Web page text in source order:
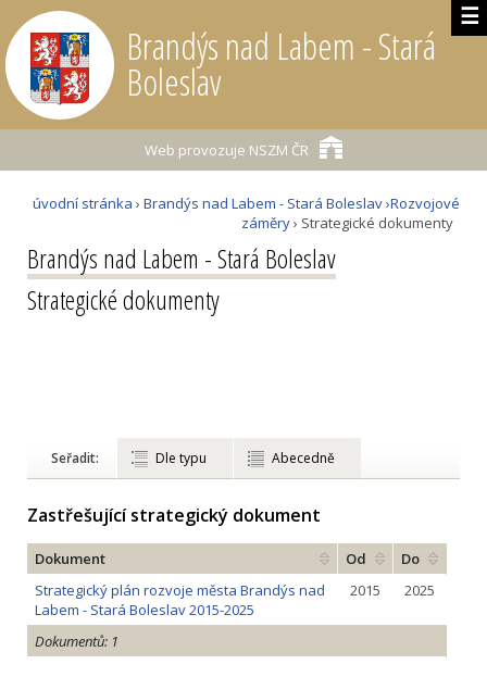
☰
Brandýs nad Labem - Stará
Boleslav
Web provozuje NSZM ČR
úvodní stránka › Brandýs nad Labem - Stará Boleslav›Rozvojové
záměry› Strategické dokumenty
Brandýs nad Labem - Stará Boleslav
Strategické dokumenty
Seřadit: Dle typu Abecedně
Zastřešující strategický dokument
Dokument Od
Do
Strategický plán rozvoje města Brandýs nad
Labem - Stará Boleslav 2015-2025
2015 2025
Dokumentů: 1